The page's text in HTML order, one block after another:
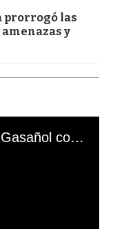
prorrogó las
y
El mal momento de Yanina Gasañol con un hincha argentino en "Subrayado"